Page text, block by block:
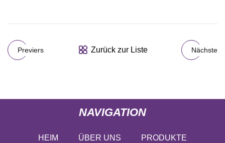
Previers Zurück zur Liste Nächste
NAVIGATION
HEIM ÜBER UNS PRODUKTE